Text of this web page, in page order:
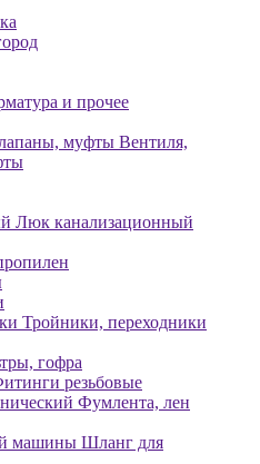
и прочее
Вентиля,
Люк канализационный
Тройники, переходники
гофра
резьбовые
Фумлента, лен
Шланг для